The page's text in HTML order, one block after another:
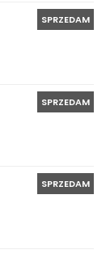
SPRZEDAM
SPRZEDAM
SPRZEDAM